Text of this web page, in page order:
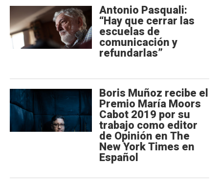
Antonio Pasquali:
“Hay que cerrar las
escuelas de
comunicación y
refundarlas”
Boris Muñoz recibe el
Premio María Moors
Cabot 2019 por su
trabajo como editor
de Opinión en The
New York Times en
Español